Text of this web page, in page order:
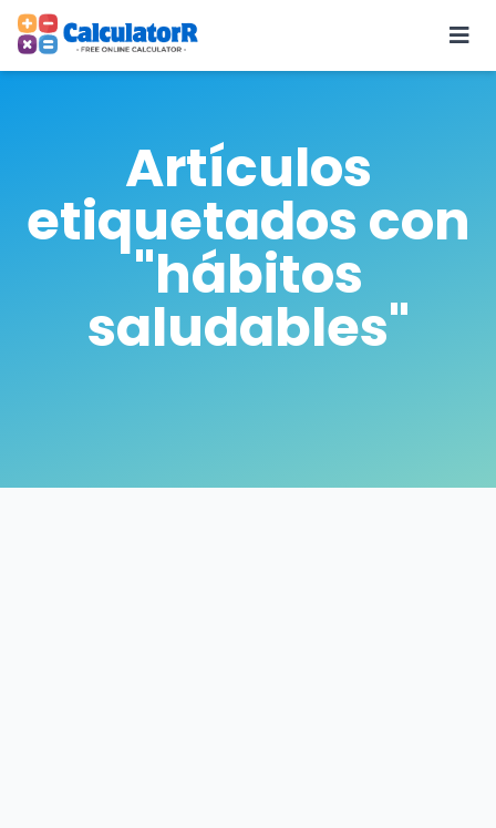
Artículos
etiquetados con
"hábitos
saludables"